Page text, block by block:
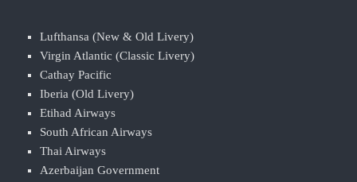
Lufthansa (New & Old Livery)
Virgin Atlantic (Classic Livery)
Cathay Pacific
Iberia (Old Livery)
Etihad Airways
South African Airways
Thai Airways
Azerbaijan Government